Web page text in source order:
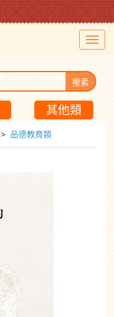
搜索
其他類
> 品德教育類